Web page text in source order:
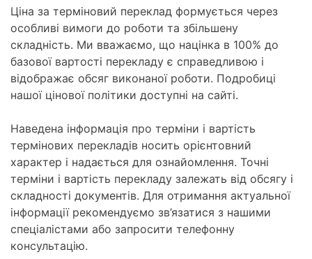
Ціна за терміновий переклад формується через
особливі вимоги до роботи та збільшену
складність. Ми вважаємо, що націнка в 100% до
базової вартості перекладу є справедливою і
відображає обсяг виконаної роботи. Подробиці
нашої цінової політики доступні на сайті.
Наведена інформація про терміни і вартість
термінових перекладів носить орієнтовний
характер і надається для ознайомлення. Точні
терміни і вартість перекладу залежать від обсягу і
складності документів. Для отримання актуальної
інформації рекомендуємо зв’язатися з нашими
спеціалістами або запросити телефонну
консультацію.